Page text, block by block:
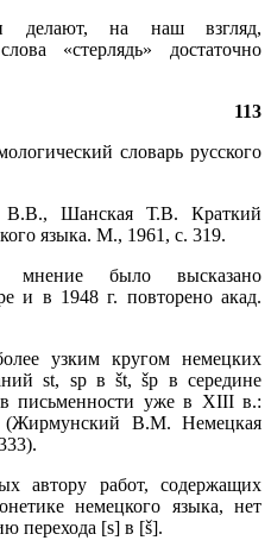
делают, на наш взгляд,
«стерлядь» достаточно
113
словарь русского
Шанская Т.В. Краткий
языка. М., 1961, с. 319.
было высказано
и в 1948 г. повторено акад.
узким кругом немецких
st, sp в št, šp в середине
письменности уже в XIII в.:
(Жирмунский В.M. Немецкая
автору работ, содержащих
немецкого языка, нет
перехода [s] в [š].